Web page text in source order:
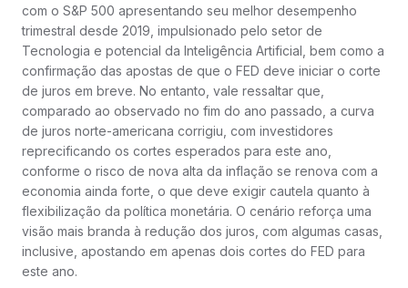
com o S&P 500 apresentando seu melhor desempenho
trimestral desde 2019, impulsionado pelo setor de
Tecnologia e potencial da Inteligência Artificial, bem como a
confirmação das apostas de que o FED deve iniciar o corte
de juros em breve. No entanto, vale ressaltar que,
comparado ao observado no fim do ano passado, a curva
de juros norte-americana corrigiu, com investidores
reprecificando os cortes esperados para este ano,
conforme o risco de nova alta da inflação se renova com a
economia ainda forte, o que deve exigir cautela quanto à
flexibilização da política monetária. O cenário reforça uma
visão mais branda à redução dos juros, com algumas casas,
inclusive, apostando em apenas dois cortes do FED para
este ano.